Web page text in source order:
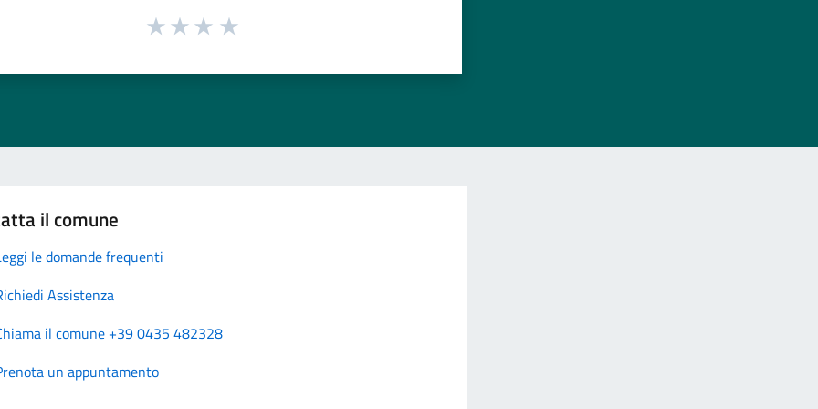
il comune
le domande frequenti
Assistenza
il comune +39 0435 482328
un appuntamento